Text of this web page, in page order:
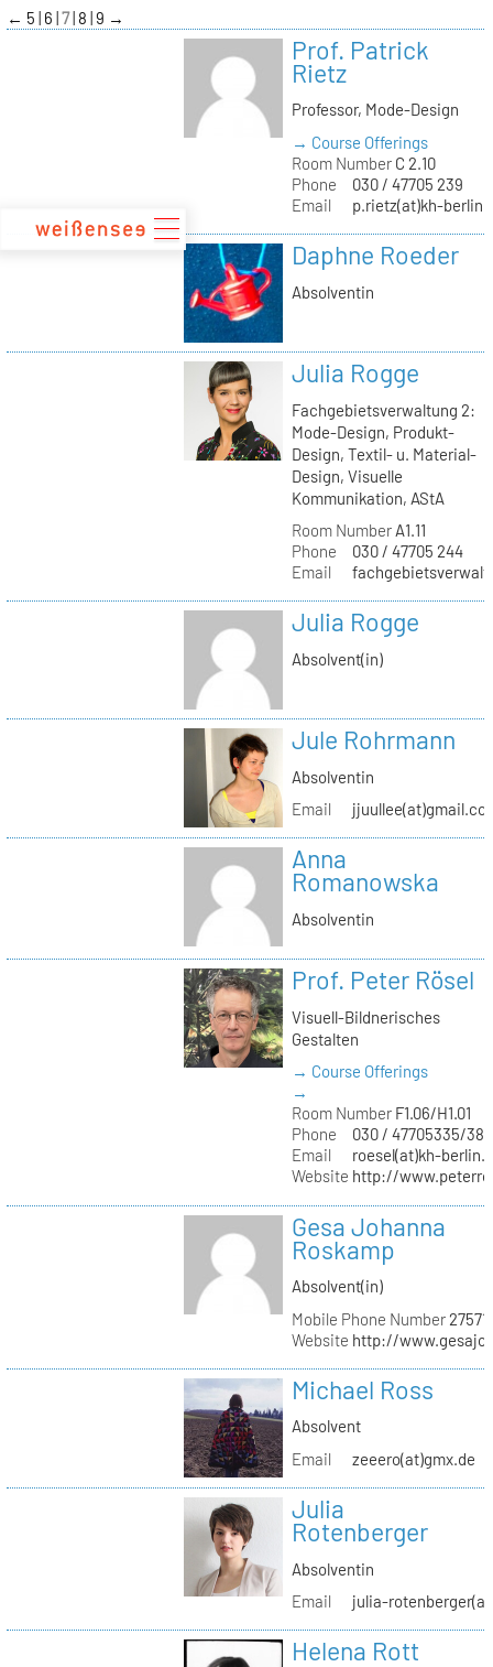
zum
Inhalt
← 5 6 7 8 9 →
Prof. Patrick
Rietz
Professor, Mode-Design
→ Course Offerings
Room NumberC 2.10
Phone
030 / 47705 239
Email
p.rietz(at)kh-
Daphne Roeder
Absolventin
Julia Rogge
Fachgebietsverwaltung 2:
Mode-Design, Produkt-
Design, Textil- u. Material-
Design, Visuelle
Kommunikation, AStA
Room NumberA1.11
Phone
030 / 47705 244
Email
Julia Rogge
Absolvent(in)
Jule Rohrmann
Absolventin
Email
Anna
Romanowska
Absolventin
Prof. Peter Rösel
Visuell-Bildnerisches
Gestalten
→ Course Offerings
→
Room NumberF1.06/H1.01
Phone
030 / 47705335/387
Email
roesel(at)kh-
Website http://
Gesa Johanna
Roskamp
Absolvent(in)
Mobile Phone Number
Website http://
Michael Ross
Absolvent
Email
zeeero(at)gmx.de
Julia
Rotenberger
Absolventin
Email
julia-
Helena Rott